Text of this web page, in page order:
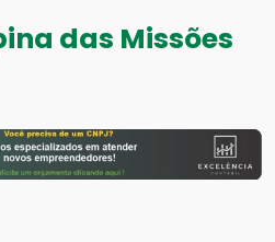
das Missões